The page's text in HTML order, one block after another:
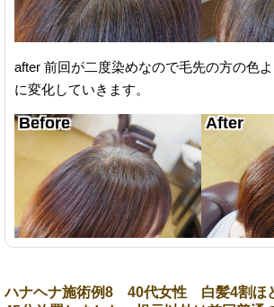
after 前回が二度染めなので毛先の方の色
に変化していきます。
ハナヘナ施術例8 40代女性 白髪4割ほ